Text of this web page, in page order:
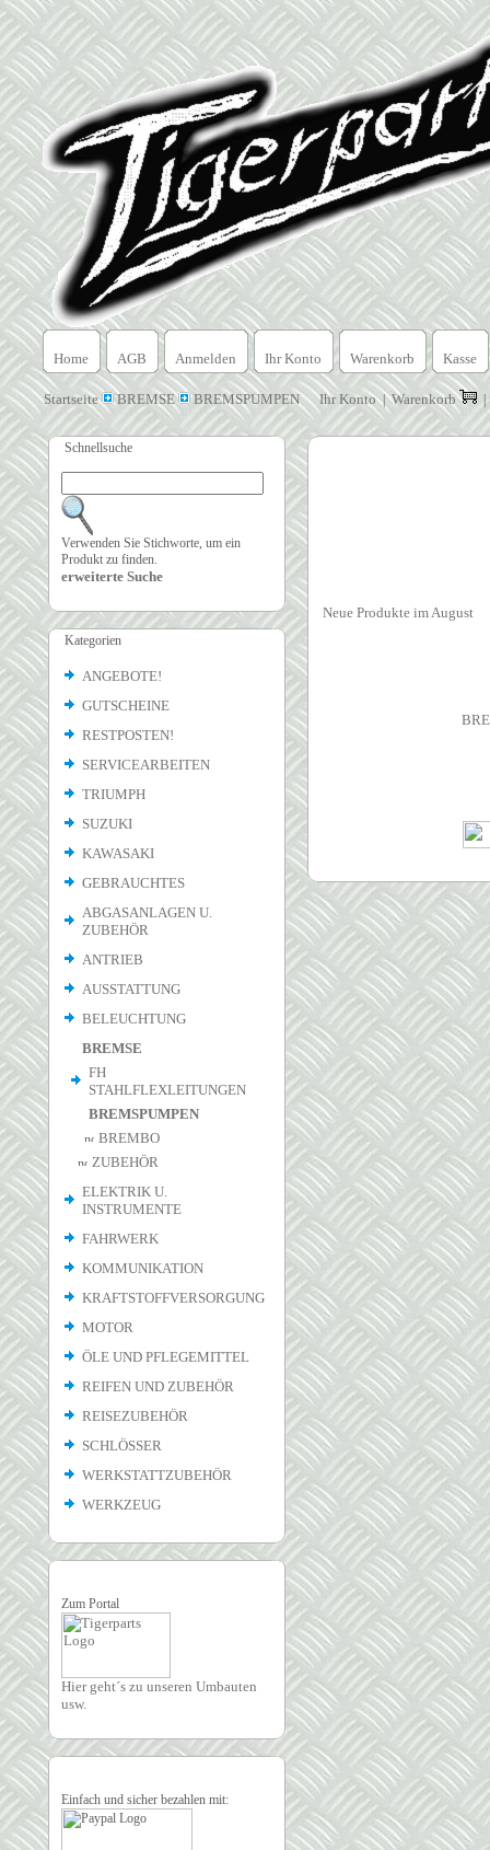
Home AGB Anmelden Ihr Konto Warenkorb Kasse
Startseite BREMSE BREMSPUMPEN Ihr Konto|Warenkorb
Schnellsuche
Verwenden Sie Stichworte, um ein
Produkt zu finden.
erweiterte Suche
Kategorien
ANGEBOTE!
GUTSCHEINE
RESTPOSTEN!
SERVICEARBEITEN
TRIUMPH
SUZUKI
KAWASAKI
GEBRAUCHTES
ABGASANLAGEN U.
ZUBEHÖR
ANTRIEB
AUSSTATTUNG
BELEUCHTUNG
BREMSE
FH
STAHLFLEXLEITUNGEN
BREMSPUMPEN
BREMBO
ZUBEHÖR
ELEKTRIK U.
INSTRUMENTE
FAHRWERK
KOMMUNIKATION
KRAFTSTOFFVERSORGUNG
MOTOR
ÖLE UND PFLEGEMITTEL
REIFEN UND ZUBEHÖR
REISEZUBEHÖR
SCHLÖSSER
WERKSTATTZUBEHÖR
WERKZEUG
Zum Portal
Hier geht´s zu unseren Umbauten
usw.
Einfach und sicher bezahlen mit:
Neue Produkte im August